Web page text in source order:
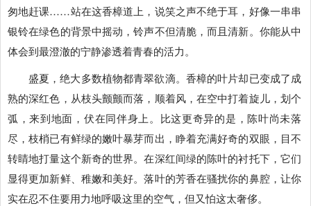
匆地赶课……站在这香樟道上，说笑之声不绝于耳，好像一串串
银铃在绿色的背景中摇动，铃声不但清脆，而且清新。你能从中
体会到最澄澈的宁静渗透着青春的活力。
盛夏，绝大多数植物都青翠欲滴。香樟的叶片却已变成了成
熟的深红色，从枝头颤颤而落，顺着风，在空中打着旋儿，划个
弧，来到地面，伏在同伴身上。比这更奇异的是，陈叶尚未落
尽，枝梢已有鲜绿的嫩叶暴芽而出，睁着充满好奇的双眼，目不
转睛地打量这个新奇的世界。在深红间绿的陈叶的衬托下，它们
显得更加新鲜、稚嫩和美好。落叶的芳香在骚扰你的鼻腔，让你
实在忍不住要用力地呼吸这里的空气，但又怕这太奢侈。